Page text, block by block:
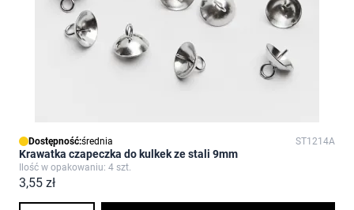
Dostępność:średnia ST1214A
Krawatka czapeczka do kulkek ze stali 9mm
Ilość w opakowaniu: 4 szt.
3,55 zł